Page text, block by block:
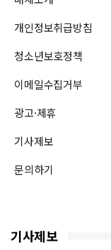
개인정보취급방침
청소년보호정책
이메일수집거부
광고·제휴
기사제보
문의하기
기사제보